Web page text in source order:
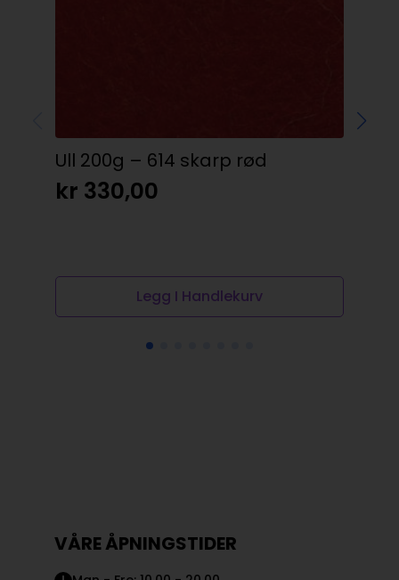
Ull 200g – 614 skarp rød
kr 330,00
Legg I Handlekurv
VÅRE ÅPNINGSTIDER